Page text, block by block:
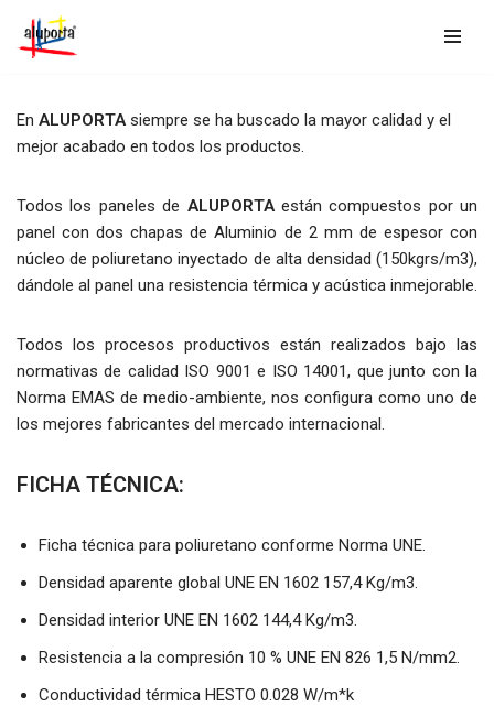
Saltar
contenido
En ALUPORTA siempre se ha buscado la mayor calidad y el
mejor acabado en todos los productos.
Todos los paneles de ALUPORTA están compuestos por un
panel con dos chapas de Aluminio de 2 mm de espesor con
núcleo de poliuretano inyectado de alta densidad (150kgrs/m3),
dándole al panel una resistencia térmica y acústica inmejorable.
Todos los procesos productivos están realizados bajo las
normativas de calidad ISO 9001 e ISO 14001, que junto con la
Norma EMAS de medio-ambiente, nos configura como uno de
los mejores fabricantes del mercado internacional.
FICHA TÉCNICA:
Ficha técnica para poliuretano conforme Norma UNE.
Densidad aparente global UNE EN 1602 157,4 Kg/m3.
Densidad interior UNE EN 1602 144,4 Kg/m3.
Resistencia a la compresión 10 % UNE EN 826 1,5 N/mm2.
Conductividad térmica HESTO 0.028 W/m*k